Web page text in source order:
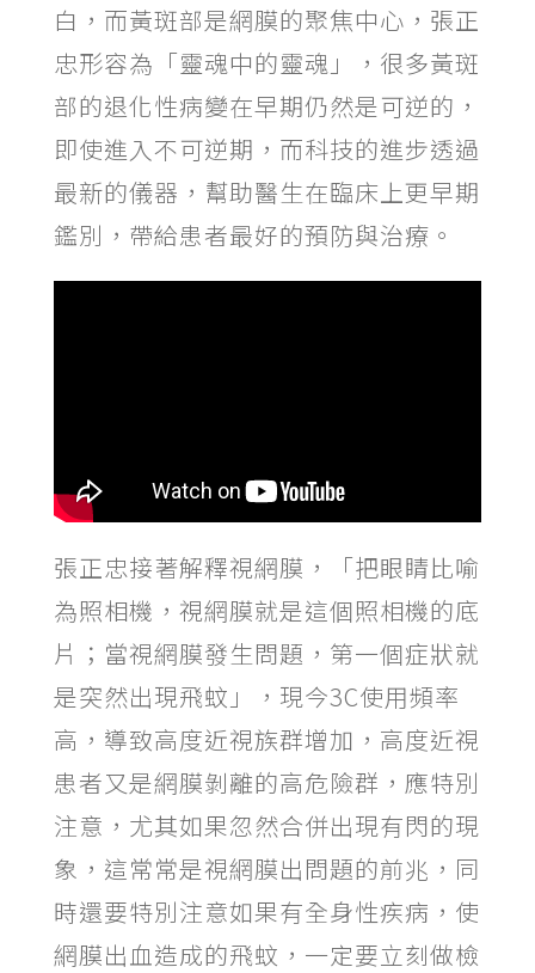
白，而黃斑部是網膜的聚焦中心，張正
忠形容為「靈魂中的靈魂」，很多黃斑
部的退化性病變在早期仍然是可逆的，
即使進入不可逆期，而科技的進步透過
最新的儀器，幫助醫生在臨床上更早期
鑑別，帶給患者最好的預防與治療。
張正忠接著解釋視網膜，「把眼睛比喻
為照相機，視網膜就是這個照相機的底
片；當視網膜發生問題，第一個症狀就
是突然出現飛蚊」，現今3C使用頻率
高，導致高度近視族群增加，高度近視
患者又是網膜剝離的高危險群，應特別
注意，尤其如果忽然合併出現有閃的現
象，這常常是視網膜出問題的前兆，同
時還要特別注意如果有全身性疾病，使
網膜出血造成的飛蚊，一定要立刻做檢